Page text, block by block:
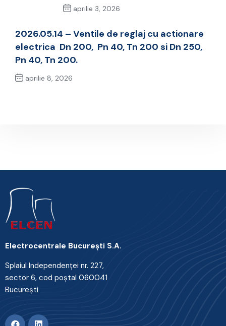
aprilie 3, 2026
2026.05.14 – Ventile de reglaj cu actionare
electrica Dn 200, Pn 40, Tn 200 si Dn 250,
Pn 40, Tn 200.
aprilie 8, 2026
Electrocentrale Bucureşti S.A.
Splaiul Independenţei nr. 227,
sector 6, cod poştal 060041
Bucureşti